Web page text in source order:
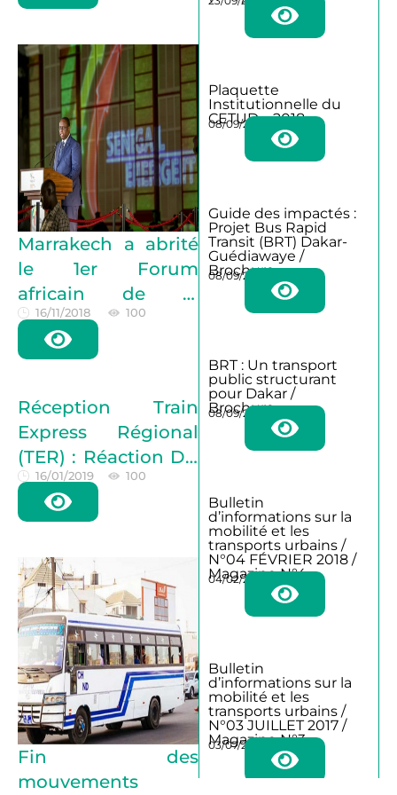
Marrakech a abrité
le 1er Forum
africain de la
sécurité routière :
L’Afrique s’engage
routes
16/11/2018 100
Réception Train
Express Régional
(TER) : Réaction DG
CETUD
16/01/2019 100
Fin des
mouvements
Plaquette
Institutionnelle du
CETUD – 2018
08/09/2025
Guide des impactés :
Projet Bus Rapid
Transit (BRT) Dakar-
Guédiawaye /
Brochure
08/09/2025
BRT : Un transport
public structurant
pour Dakar /
Brochure
08/09/2025
Bulletin
d’informations sur la
mobilité et les
transports urbains /
N°04 FÉVRIER 2018 /
Magazine N°4
04/02/2018
Bulletin
d’informations sur la
mobilité et les
transports urbains /
N°03 JUILLET 2017 /
Magazine N°3
03/07/2017